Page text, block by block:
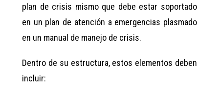
plan de crisis mismo que debe estar soportado
en un plan de atención a emergencias plasmado
en un manual de manejo de crisis.
Dentro de su estructura, estos elementos deben
incluir: